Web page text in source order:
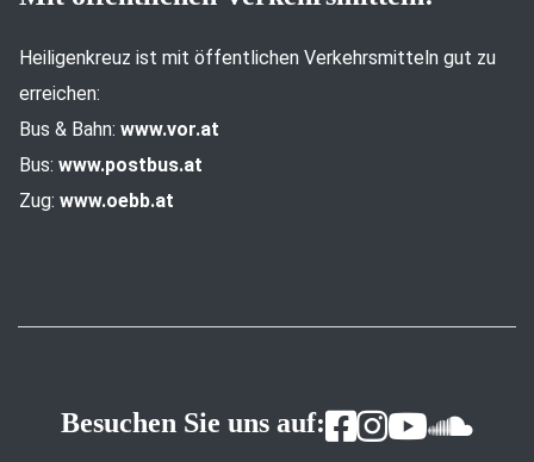
Heiligenkreuz ist mit öffentlichen Verkehrsmitteln gut zu
erreichen:
Bus & Bahn: www.vor.at
Bus: www.postbus.at
Zug: www.oebb.at
Besuchen Sie uns auf: